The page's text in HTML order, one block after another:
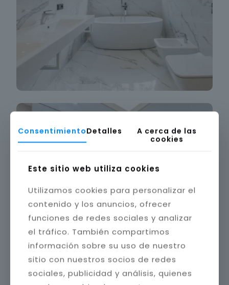
ConsentimientoDetalles
A cerca de las
cookies
Este sitio web utiliza cookies
Utilizamos cookies para personalizar el
contenido y los anuncios, ofrecer
funciones de redes sociales y analizar
el tráfico. También compartimos
información sobre su uso de nuestro
sitio con nuestros socios de redes
sociales, publicidad y análisis, quienes